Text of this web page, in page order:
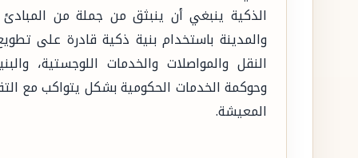
الذكية ينبغي أن ينبثق من جملة من المبادئ
والمدينة باستخدام بنية ذكية قادرة على
النقل والمواصلات والخدمات اللوجستية،
وحوكمة الخدمات الحكومية بشكل يتواكب مع
المعيشة.